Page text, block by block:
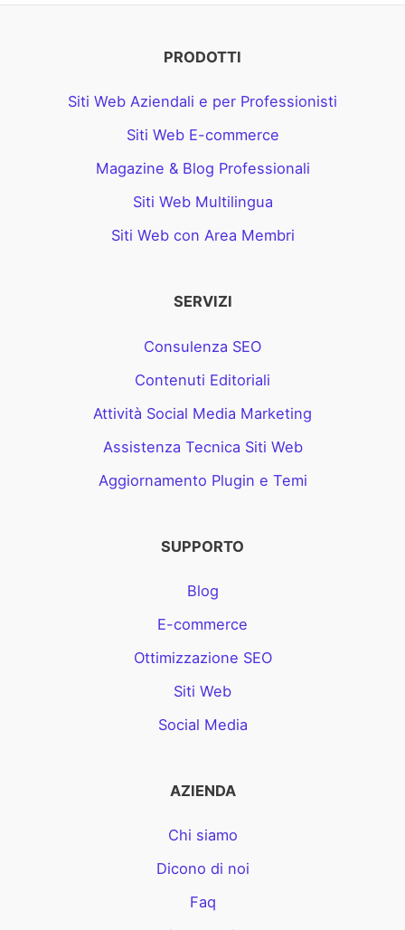
PRODOTTI
Siti Web Aziendali e per Professionisti
Siti Web E-commerce
Magazine & Blog Professionali
Siti Web Multilingua
Siti Web con Area Membri
SERVIZI
Consulenza SEO
Contenuti Editoriali
Attività Social Media Marketing
Assistenza Tecnica Siti Web
Aggiornamento Plugin e Temi
SUPPORTO
Blog
E-commerce
Ottimizzazione SEO
Siti Web
Social Media
AZIENDA
Chi siamo
Dicono di noi
Faq